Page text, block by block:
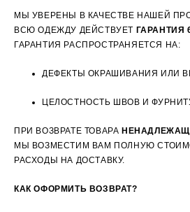
МЫ УВЕРЕНЫ В КАЧЕСТВЕ НАШЕЙ
ВСЮ ОДЕЖДУ ДЕЙСТВУЕТ ГАРАНТИЯ
ГАРАНТИЯ РАСПРОСТРАНЯЕТСЯ НА:
ДЕФЕКТЫ ОКРАШИВАНИЯ ИЛИ
ЦЕЛОСТНОСТЬ ШВОВ И
ПРИ ВОЗВРАТЕ ТОВАРА
МЫ ВОЗМЕСТИМ ВАМ ПОЛНУЮ
РАСХОДЫ НА ДОСТАВКУ.
КАК ОФОРМИТЬ ВОЗВРАТ?